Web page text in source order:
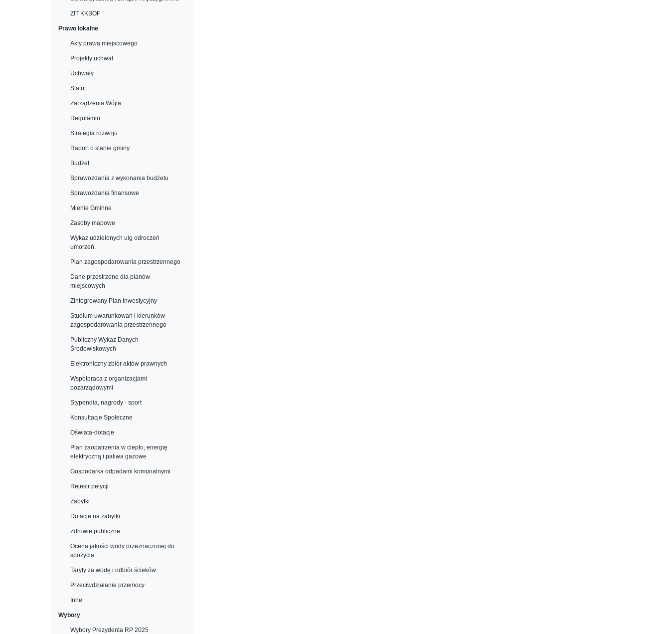
ZIT KKBOF
Prawo lokalne
Akty prawa miejscowego
Projekty uchwał
Uchwały
Statut
Zarządzenia Wójta
Regulamin
Strategia rozwoju
Raport o stanie gminy
Budżet
Sprawozdania z wykonania budżetu
Sprawozdania finansowe
Mienie Gminne
Zasoby mapowe
Wykaz udzielonych ulg odroczeń
umorzeń.
Plan zagospodarowania przestrzennego
Dane przestrzene dla planów
miejscowych
Zintegrowany Plan Inwestycyjny
Studium uwarunkowań i kierunków
zagospodarowania przestrzennego
Publiczny Wykaz Danych
Środowiskowych
Elektroniczny zbiór aktów prawnych
Współpraca z organizacjami
pozarządowymi
Stypendia, nagrody - sport
Konsultacje Społeczne
Oświata-dotacje
Plan zaopatrzenia w ciepło, energię
elektryczną i paliwa gazowe
Gospodarka odpadami komunalnymi
Rejestr petycji
Zabytki
Dotacje na zabytki
Zdrowie publiczne
Ocena jakości wody przeznaczonej do
spożycia
Taryfy za wodę i odbiór ścieków
Przeciwdziałanie przemocy
Inne
Wybory
Wybory Prezydenta RP 2025